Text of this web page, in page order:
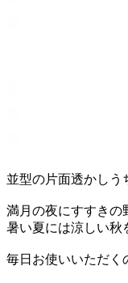
並型の片面透かしう
満月の夜にすすきの
暑い夏には涼しい秋
毎日お使いいただく